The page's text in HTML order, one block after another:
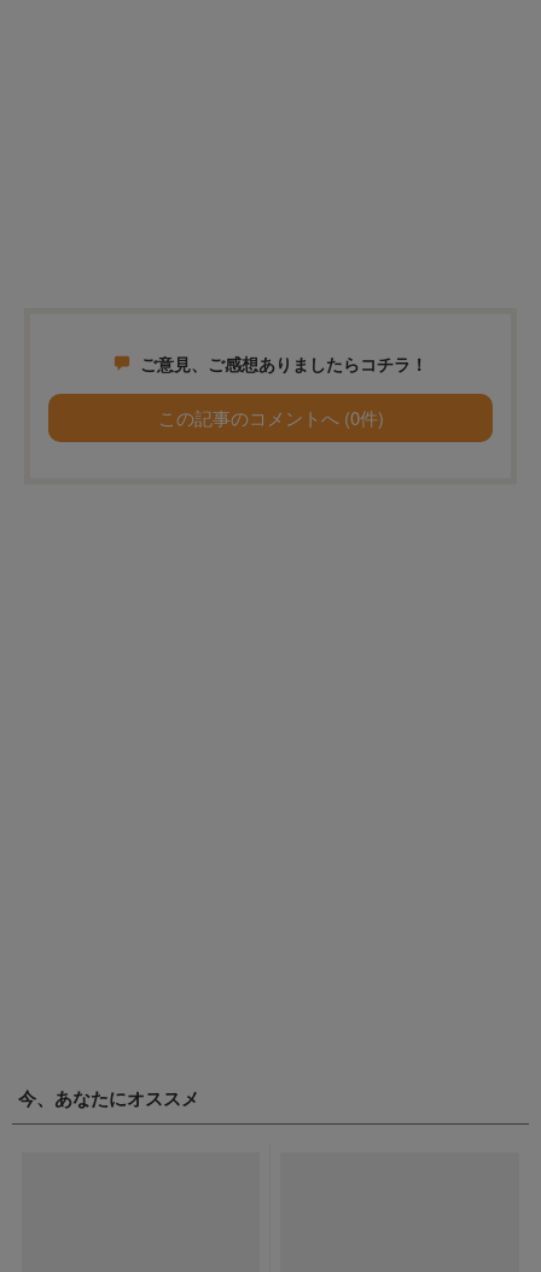
ご意見、ご感想ありましたらコチラ！
この記事のコメントへ (0件)
今、あなたにオススメ